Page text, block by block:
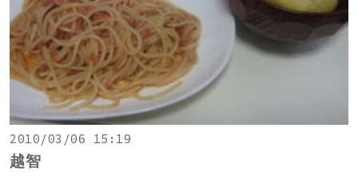
2010/03/06 15:19
越智